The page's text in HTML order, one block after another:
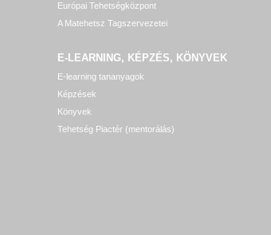
Európai Tehetségközpont
A Matehetsz Tagszervezetei
E-LEARNING, KÉPZÉS, KÖNYVEK
E-learning tananyagok
Képzések
Könyvek
Tehetség Piactér (mentorálás)